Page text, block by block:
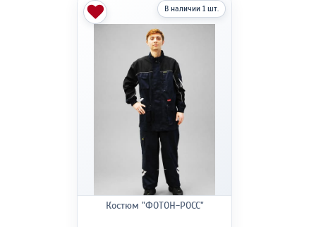
В наличии 1 шт.
Костюм "ФОТОН-РОСС"